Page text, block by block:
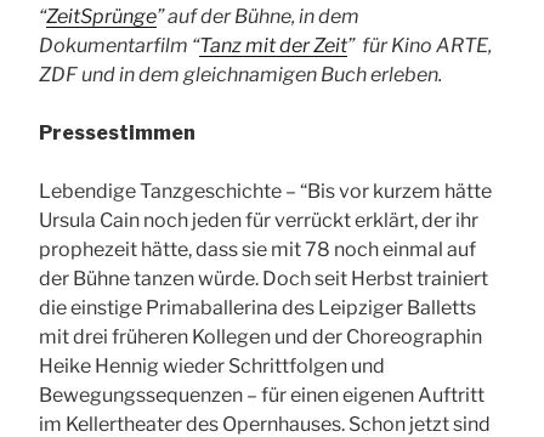
“ZeitSprünge” auf der Bühne, in dem
Dokumentarfilm “Tanz mit der Zeit” für Kino ARTE,
ZDF und in dem gleichnamigen Buch erleben.
Pressestimmen
Lebendige Tanzgeschichte – “Bis vor kurzem hätte
Ursula Cain noch jeden für verrückt erklärt, der ihr
prophezeit hätte, dass sie mit 78 noch einmal auf
der Bühne tanzen würde. Doch seit Herbst trainiert
die einstige Primaballerina des Leipziger Balletts
mit drei früheren Kollegen und der Choreographin
Heike Hennig wieder Schrittfolgen und
Bewegungssequenzen – für einen eigenen Auftritt
im Kellertheater des Opernhauses. Schon jetzt sind